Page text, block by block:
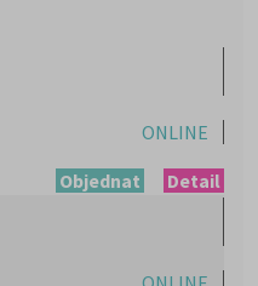
ONLINE
Detail
Objednat